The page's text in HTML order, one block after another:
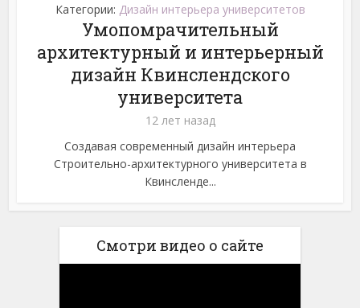
Категории: Дизайн интерьера университетов
Умопомрачительный
архитектурный и интерьерный
дизайн Квинслендского
университета
12 лет назад
Создавая современный дизайн интерьера
Строительно-архитектурного университета в
Квинсленде...
Смотри видео о сайте